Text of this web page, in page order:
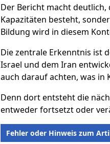
Der Bericht macht
Kapazitäten besteht,
Bildung wird in diesem
Die zentrale Erkenntnis ist
Israel und dem Iran
auch darauf achten, was in
Denn dort entsteht die
entweder fortsetzt oder
Fehler oder Hinweis zum